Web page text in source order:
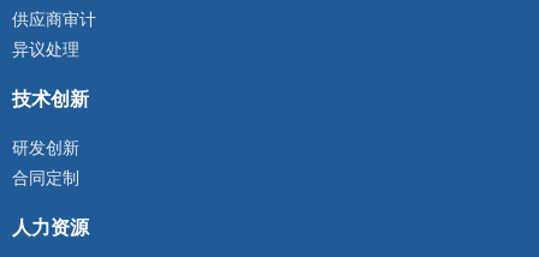
供应商审计
异议处理
技术创新
研发创新
合同定制
人力资源